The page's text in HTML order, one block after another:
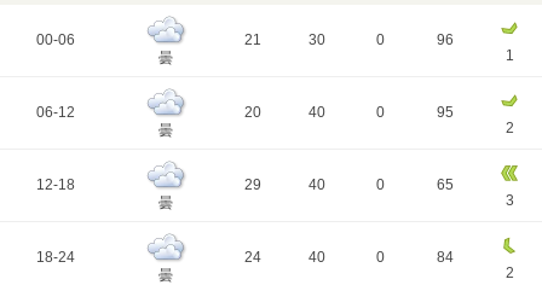
00-06
曇
21 30 0
96
1
06-12
曇
20 40 0
95
2
12-18
曇
29 40 0
65
3
18-24
曇
24 40 0
84
2